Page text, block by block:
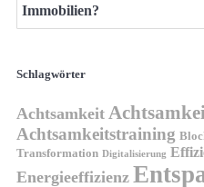
Immobilien?
Schlagwörter
Achtsamkeit
Achtsamkeitstraining
Transformation Digitalisierung
Energieeffizienz